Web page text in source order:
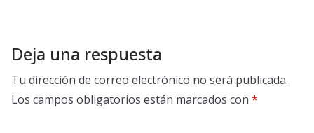
Deja una respuesta
Tu dirección de correo electrónico no será publicada.
Los campos obligatorios están marcados con *